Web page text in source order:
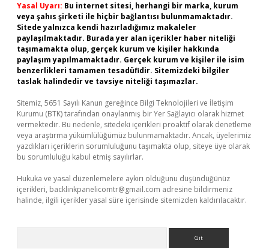
Yasal Uyarı: Bu internet sitesi, herhangi bir marka, kurum
veya şahıs şirketi ile hiçbir bağlantısı bulunmamaktadır.
Sitede yalnızca kendi hazırladığımız makaleler
paylaşılmaktadır. Burada yer alan içerikler haber niteliği
taşımamakta olup, gerçek kurum ve kişiler hakkında
paylaşım yapılmamaktadır. Gerçek kurum ve kişiler ile isim
benzerlikleri tamamen tesadüfidir. Sitemizdeki bilgiler
taslak halindedir ve tavsiye niteliği taşımazlar.
Sitemiz, 5651 Sayılı Kanun gereğince Bilgi Teknolojileri ve İletişim
Kurumu (BTK) tarafından onaylanmış bir Yer Sağlayıcı olarak hizmet
vermektedir. Bu nedenle, sitedeki içerikleri proaktif olarak denetleme
veya araştırma yükümlülüğümüz bulunmamaktadır. Ancak, üyelerimiz
yazdıkları içeriklerin sorumluluğunu taşımakta olup, siteye üye olarak
bu sorumluluğu kabul etmiş sayılırlar.
Hukuka ve yasal düzenlemelere aykırı olduğunu düşündüğünüz
içerikleri, backlinkpanelicomtr@gmail.com adresine bildirmeniz
halinde, ilgili içerikler yasal süre içerisinde sitemizden kaldırılacaktır.